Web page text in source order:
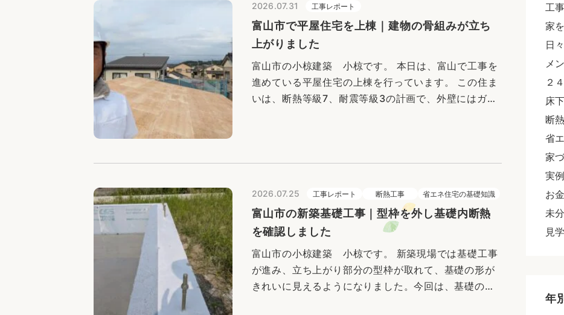
2026.07.31 工事レポート
富山市で平屋住宅を上棟｜建物の骨組みが立ち
上がりました
富山市の小椋建築 小椋です。 本日は、富山で工事を
進めている平屋住宅の上棟を行っています。 この住ま
いは、断熱等級7、耐震等級3の計画で、外壁にはガル
2026.07.25 工事レポート 断熱工事 省エネ住宅の基礎知識
富山市の新築基礎工事｜型枠を外し基礎内断熱
を確認しました
富山市の小椋建築 小椋です。 新築現場では基礎工事
が進み、立ち上がり部分の型枠が取れて、基礎の形が
きれいに見えるようになりました。今回は、基礎の内
工
家
日
メ
２
床
断
省
家
実
お
未
見
年